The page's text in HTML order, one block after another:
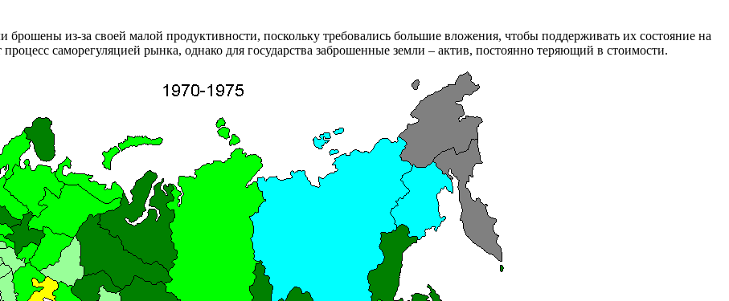
из-за своей малой продуктивности, поскольку требовались большие вложения, чтобы поддерживать их состояние на
процесс саморегуляцией рынка, однако для государства заброшенные земли – актив, постоянно теряющий в стоимости.